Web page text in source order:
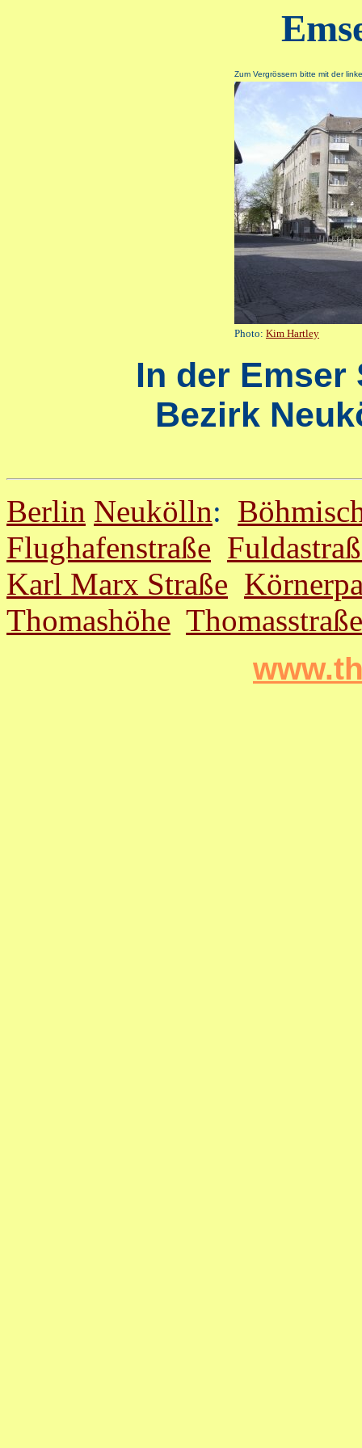
Zum Vergrössern bitte mit der
Photo: Kim Hartley
In der Emser
Bezirk
Berlin Neukölln:
Flughafenstraße
Karl Marx Straße
Thomashöhe Thomasstraße